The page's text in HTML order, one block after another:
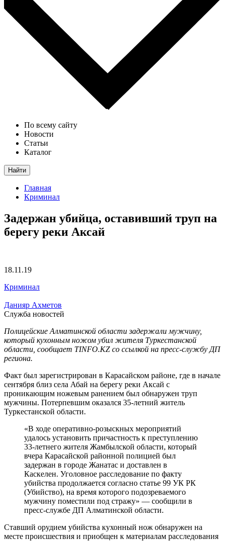
По всему сайту
Новости
Статьи
Каталог
Найти
Главная
Криминал
Задержан убийца, оставивший труп на
берегу реки Аксай
18.11.19
Криминал
Данияр Ахметов
Служба новостей
Полицейские Алматинской области задержали мужчину,
который кухонным ножом убил жителя Туркестанской
области, сообщает TINFO.KZ со ссылкой на пресс-службу ДП
региона.
Факт был зарегистрирован в Карасайском районе, где в начале
сентября близ села Абай на берегу реки Аксай с
проникающим ножевым ранением был обнаружен труп
мужчины. Потерпевшим оказался 35-летний житель
Туркестанской области.
«В ходе оперативно-розыскных мероприятий
удалось установить причастность к преступлению
33-летнего жителя Жамбылской области, который
вчера Карасайской районной полицией был
задержан в городе Жанатас и доставлен в
Каскелен. Уголовное расследование по факту
убийства продолжается согласно статье 99 УК РК
(Убийство), на время которого подозреваемого
мужчину поместили под стражу» — сообщили в
пресс-службе ДП Алматинской области.
Ставший орудием убийства кухонный нож обнаружен на
месте происшествия и приобщен к материалам расследования